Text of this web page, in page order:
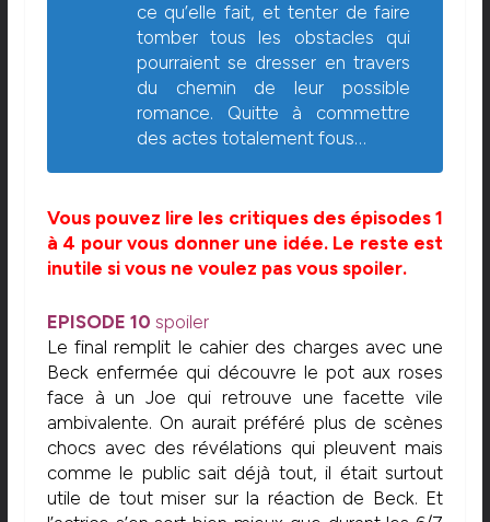
ce qu’elle fait, et tenter de faire
tomber tous les obstacles qui
pourraient se dresser en travers
du chemin de leur possible
romance. Quitte à commettre
des actes totalement fous…
Vous pouvez lire les critiques des épisodes 1
à 4 pour vous donner une idée. Le reste est
inutile si vous ne voulez pas vous spoiler.
EPISODE 10 spoiler
Le final remplit le cahier des charges avec une
Beck enfermée qui découvre le pot aux roses
face à un Joe qui retrouve une facette vile
ambivalente. On aurait préféré plus de scènes
chocs avec des révélations qui pleuvent mais
comme le public sait déjà tout, il était surtout
utile de tout miser sur la réaction de Beck. Et